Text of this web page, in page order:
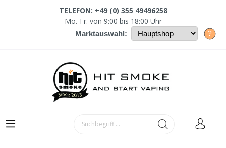
TELEFON: +49 (0) 355 49496258
Mo.-Fr. von 9:00 bis 18:00 Uhr
Marktauswahl: ?